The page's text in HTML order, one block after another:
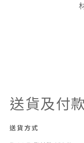
送貨及付
送貨方式